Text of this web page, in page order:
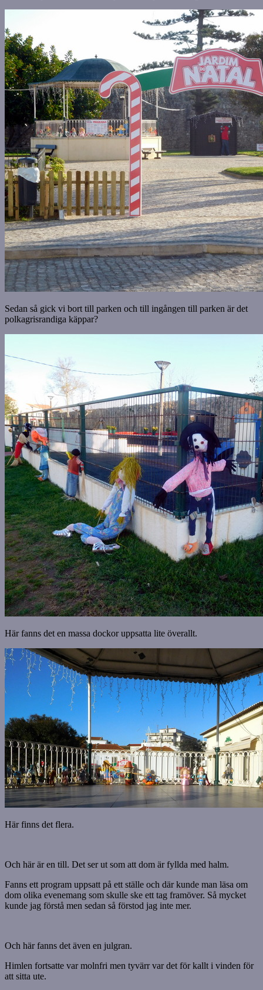
Sedan så gick vi bort till parken och till ingången till parken är det
polkagrisrandiga käppar?
Här fanns det en massa dockor uppsatta lite överallt.
Här finns det flera.
Och här är en till. Det ser ut som att dom är fyllda med halm.
Fanns ett program uppsatt på ett ställe och där kunde man läsa om
dom olika evenemang som skulle ske ett tag framöver. Så mycket
kunde jag förstå men sedan så förstod jag inte mer.
Och här fanns det även en julgran.
Himlen fortsatte var molnfri men tyvärr var det för kallt i vinden för
att sitta ute.